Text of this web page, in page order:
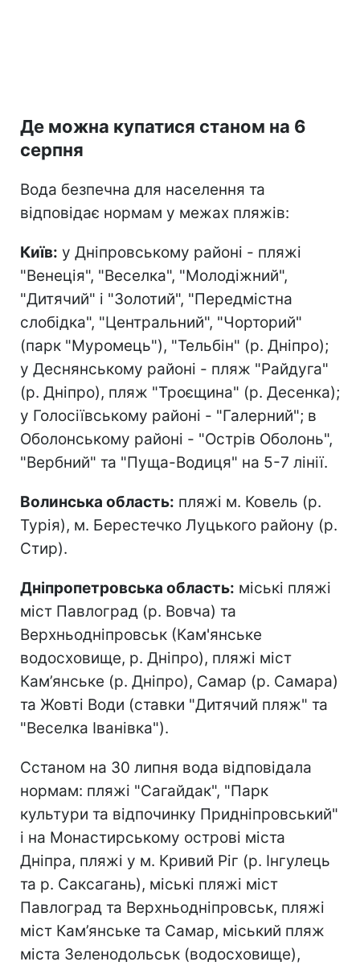
Де можна купатися станом на 6
серпня
Вода безпечна для населення та
відповідає нормам у межах пляжів:
Київ: у Дніпровському районі - пляжі
"Венеція", "Веселка", "Молодіжний",
"Дитячий" і "Золотий", "Передмістна
слобідка", "Центральний", "Чорторий"
(парк "Муромець"), "Тельбін" (р. Дніпро);
у Деснянському районі - пляж "Райдуга"
(р. Дніпро), пляж "Троєщина" (р. Десенка);
у Голосіївському районі - "Галерний"; в
Оболонському районі - "Острів Оболонь",
"Вербний" та "Пуща-Водиця" на 5-7 лінії.
Волинська область: пляжі м. Ковель (р.
Турія), м. Берестечко Луцького району (р.
Стир).
Дніпропетровська область: міські пляжі
міст Павлоград (р. Вовча) та
Верхньодніпровськ (Кам'янське
водосховище, р. Дніпро), пляжі міст
Кам’янське (р. Дніпро), Самар (р. Самара)
та Жовті Води (ставки "Дитячий пляж" та
"Веселка Іванівка").
Сстаном на 30 липня вода відповідала
нормам: пляжі "Сагайдак", "Парк
культури та відпочинку Придніпровський"
і на Монастирському острові міста
Дніпра, пляжі у м. Кривий Ріг (р. Інгулець
та р. Саксагань), міські пляжі міст
Павлоград та Верхньодніпровськ, пляжі
міст Кам’янське та Самар, міський пляж
міста Зеленодольськ (водосховище),